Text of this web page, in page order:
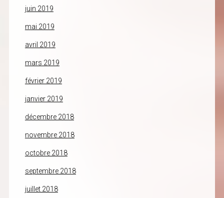
juin 2019
mai 2019
avril 2019
mars 2019
février 2019
janvier 2019
décembre 2018
novembre 2018
octobre 2018
septembre 2018
juillet 2018